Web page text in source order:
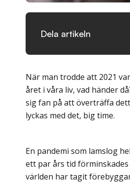
När man trodde att 2021
året i våra liv, vad händer
sig fan på att överträffa
lyckas med det, big time.
En pandemi som lamslog
ett par års tid
världen har tagit
Dela artikeln